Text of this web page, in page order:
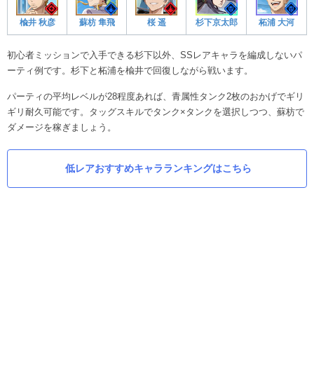
楡井 秋彦 蘇枋 隼飛 桜 遥 杉下京太郎 柘浦 大河
初心者ミッションで入手できる杉下以外、SSレアキャラを編成しないパ
ーティ例です。杉下と柘浦を楡井で回復しながら戦います。
パーティの平均レベルが28程度あれば、青属性タンク2枚のおかげでギリ
ギリ耐久可能です。タッグスキルでタンク×タンクを選択しつつ、蘇枋で
ダメージを稼ぎましょう。
低レアおすすめキャラランキングはこちら